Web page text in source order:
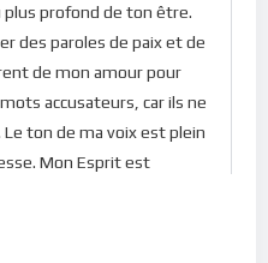
plus profond de ton être.
des paroles de paix et de
de mon amour pour
accusateurs, car ils ne
ton de ma voix est plein
Mon Esprit est
le s’occuper de ton
est tromperie. Laisse-